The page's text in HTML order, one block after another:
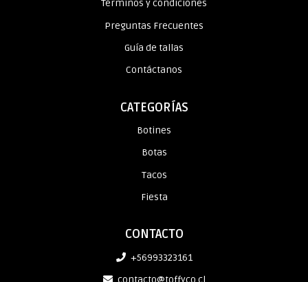
Términos y condiciones
Preguntas Frecuentes
Guía de tallas
Contáctanos
CATEGORÍAS
Botines
Botas
Tacos
Fiesta
CONTACTO
+56993323161